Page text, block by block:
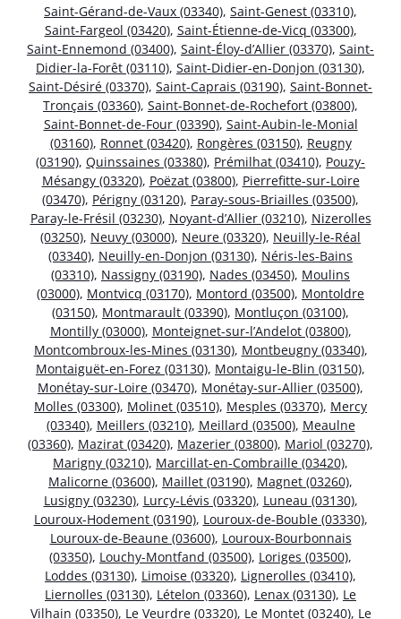
Saint-Gérand-de-Vaux (03340), Saint-Genest (03310),
Saint-Fargeol (03420), Saint-Étienne-de-Vicq (03300),
Saint-Ennemond (03400), Saint-Éloy-d’Allier (03370), Saint-
Didier-la-Forêt (03110), Saint-Didier-en-Donjon (03130),
Saint-Désiré (03370), Saint-Caprais (03190), Saint-Bonnet-
Tronçais (03360), Saint-Bonnet-de-Rochefort (03800),
Saint-Bonnet-de-Four (03390), Saint-Aubin-le-Monial
(03160), Ronnet (03420), Rongères (03150), Reugny
(03190), Quinssaines (03380), Prémilhat (03410), Pouzy-
Mésangy (03320), Poëzat (03800), Pierrefitte-sur-Loire
(03470), Périgny (03120), Paray-sous-Briailles (03500),
Paray-le-Frésil (03230), Noyant-d’Allier (03210), Nizerolles
(03250), Neuvy (03000), Neure (03320), Neuilly-le-Réal
(03340), Neuilly-en-Donjon (03130), Néris-les-Bains
(03310), Nassigny (03190), Nades (03450), Moulins
(03000), Montvicq (03170), Montord (03500), Montoldre
(03150), Montmarault (03390), Montluçon (03100),
Montilly (03000), Monteignet-sur-l’Andelot (03800),
Montcombroux-les-Mines (03130), Montbeugny (03340),
Montaiguët-en-Forez (03130), Montaigu-le-Blin (03150),
Monétay-sur-Loire (03470), Monétay-sur-Allier (03500),
Molles (03300), Molinet (03510), Mesples (03370), Mercy
(03340), Meillers (03210), Meillard (03500), Meaulne
(03360), Mazirat (03420), Mazerier (03800), Mariol (03270),
Marigny (03210), Marcillat-en-Combraille (03420),
Malicorne (03600), Maillet (03190), Magnet (03260),
Lusigny (03230), Lurcy-Lévis (03320), Luneau (03130),
Louroux-Hodement (03190), Louroux-de-Bouble (03330),
Louroux-de-Beaune (03600), Louroux-Bourbonnais
(03350), Louchy-Montfand (03500), Loriges (03500),
Loddes (03130), Limoise (03320), Lignerolles (03410),
Liernolles (03130), Lételon (03360), Lenax (03130), Le
Vilhain (03350), Le Veurdre (03320), Le Montet (03240), Le